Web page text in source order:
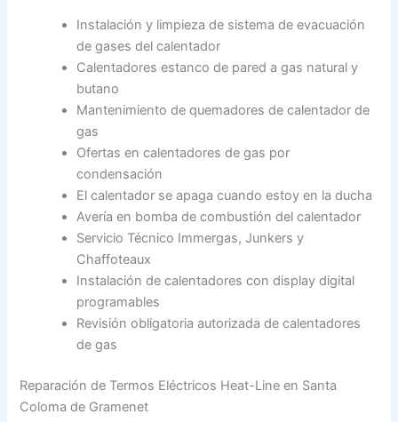
Instalación y limpieza de sistema de evacuación
de gases del calentador
Calentadores estanco de pared a gas natural y
butano
Mantenimiento de quemadores de calentador de
gas
Ofertas en calentadores de gas por
condensación
El calentador se apaga cuando estoy en la ducha
Avería en bomba de combustión del calentador
Servicio Técnico Immergas, Junkers y
Chaffoteaux
Instalación de calentadores con display digital
programables
Revisión obligatoria autorizada de calentadores
de gas
Reparación de Termos Eléctricos Heat-Line en Santa
Coloma de Gramenet